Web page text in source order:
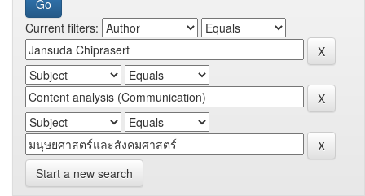
Current filters:
Start a new search